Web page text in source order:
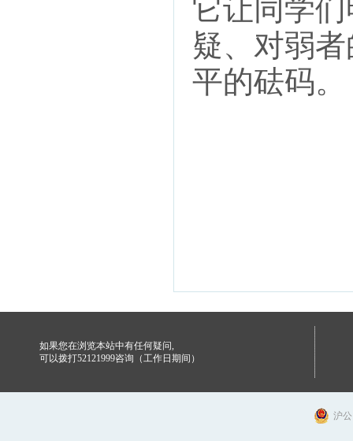
它让同学
疑、对弱
平的砝码。
如果您在浏览本站中有任何疑问,
可以拨打52121999咨询（工作日期间）
沪公